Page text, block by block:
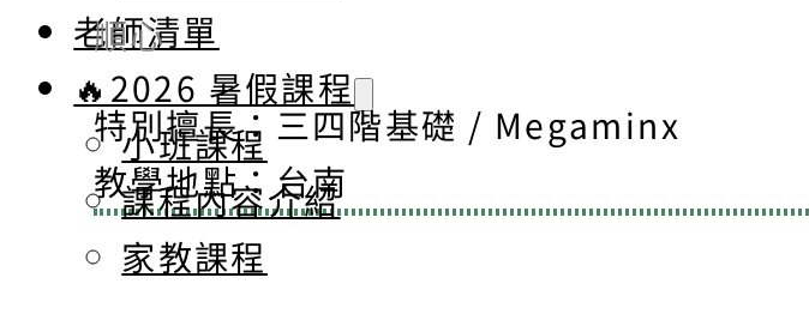
老師清單
🔥2026 暑假課程
小班課程
課程內容介紹
家教課程
順心
特別擅長：三四階基礎 / Megaminx
教學地點：台南